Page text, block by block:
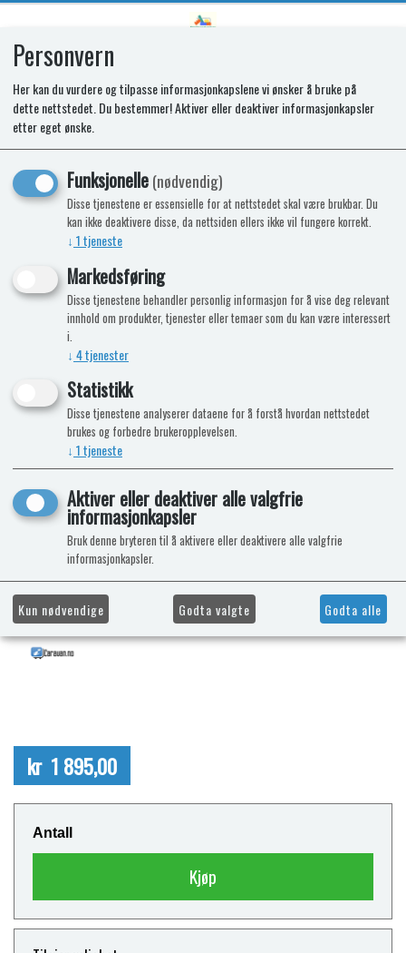
SPARES KIT - 2 PIECE KNOBS OVEN
CHROME (20pc)
kr 1 895,00
Antall
Kjøp
Personvern
Her kan du vurdere og tilpasse informasjonkapslene vi ønsker å bruke på
dette nettstedet. Du bestemmer! Aktiver eller deaktiver informasjonkapsler
etter eget ønske.
Funksjonelle(nødvendig)
Disse tjenestene er essensielle for at nettstedet skal være brukbar. Du
kan ikke deaktivere disse, da nettsiden ellers ikke vil fungere korrekt.
↓ 1tjeneste
Markedsføring
Disse tjenestene behandler personlig informasjon for å vise deg relevant
innhold om produkter, tjenester eller temaer som du kan være interessert
i.
↓ 4tjenester
Statistikk
Disse tjenestene analyserer dataene for å forstå hvordan nettstedet
brukes og forbedre brukeropplevelsen.
↓ 1tjeneste
Aktiver eller deaktiver alle valgfrie
informasjonkapsler
Bruk denne bryteren til å aktivere eller deaktivere alle valgfrie
informasjonkapsler.
Kun nødvendige Godta valgte Godta alle